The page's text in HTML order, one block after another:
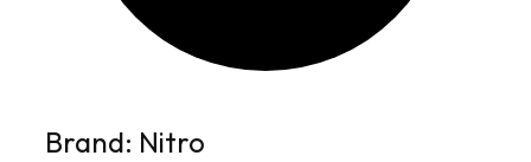
Brand: Nitro